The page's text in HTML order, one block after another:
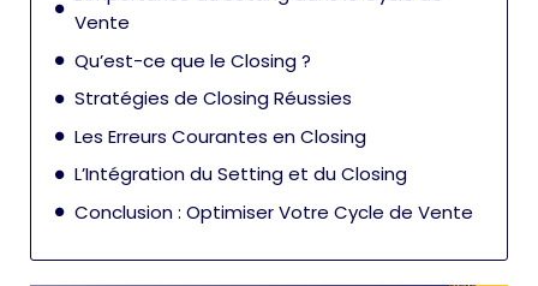
Vente
Qu’est-ce que le Closing ?
Stratégies de Closing Réussies
Les Erreurs Courantes en Closing
L’Intégration du Setting et du Closing
Conclusion : Optimiser Votre Cycle de Vente